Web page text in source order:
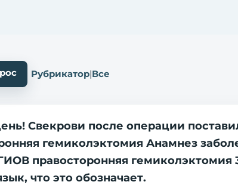
Рубрикатор|Все
Свекрови после операции
гемиколэктомия Анамнез
ГИОВ правосторонняя
что это обозначает.